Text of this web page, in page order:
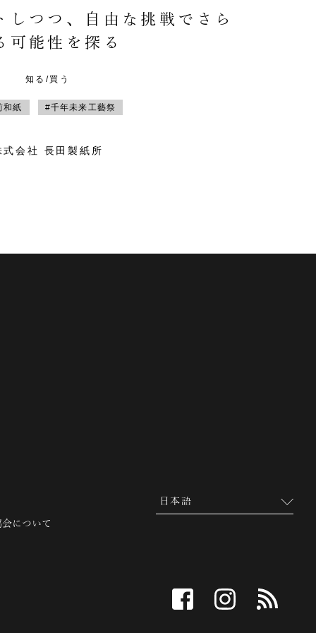
しつつ、自由な挑戦でさら
可能性を探る
知る/買う
和紙 #千年未来工藝祭
式会社 長田製紙所
について
facebook instagram